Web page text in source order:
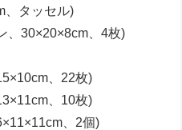
、タッセル)
、30×20×8cm、4枚)
、22枚)
、10枚)
、2個)